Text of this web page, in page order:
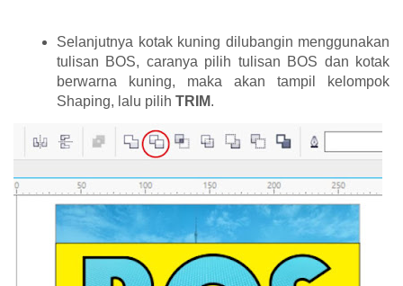
Selanjutnya kotak kuning dilubangin menggunakan
tulisan BOS, caranya pilih tulisan BOS dan kotak
berwarna kuning, maka akan tampil kelompok
Shaping, lalu pilih TRIM.